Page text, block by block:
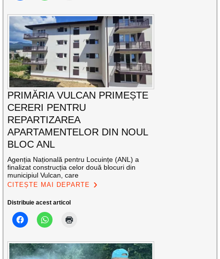
PRIMĂRIA VULCAN PRIMEȘTE
CERERI PENTRU
REPARTIZAREA
APARTAMENTELOR DIN NOUL
BLOC ANL
Agenția Națională pentru Locuințe (ANL) a
finalizat construcția celor două blocuri din
municipiul Vulcan, care
CITEȘTE MAI DEPARTE
Distribuie acest articol